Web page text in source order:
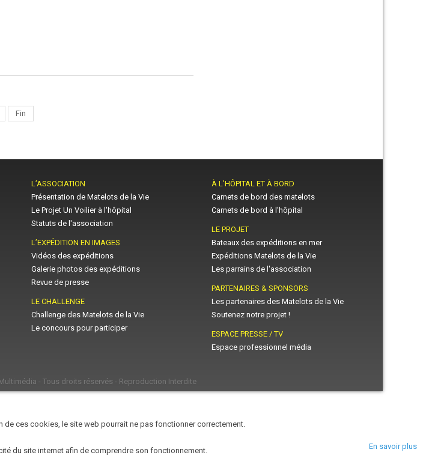
Fin
L’ASSOCIATION
Présentation de Matelots de la Vie
Le Projet Un Voilier à l'hôpital
Statuts de l'association
L’EXPÉDITION EN IMAGES
Vidéos des expéditions
Galerie photos des expéditions
Revue de presse
LE CHALLENGE
Challenge des Matelots de la Vie
Le concours pour participer
À L’HÔPITAL ET À BORD
Carnets de bord des matelots
Carnets de bord à l’hôpital
LE PROJET
Bateaux des expéditions en mer
Expéditions Matelots de la Vie
Les parrains de l'association
PARTENAIRES & SPONSORS
Les partenaires des Matelots de la Vie
Soutenez notre projet !
ESPACE PRESSE / TV
Espace professionnel média
- Tous droits réservés - Reproduction Interdite
ces cookies, le site web pourrait ne pas fonctionner correctement.
En savoir plus
du site internet afin de comprendre son fonctionnement.